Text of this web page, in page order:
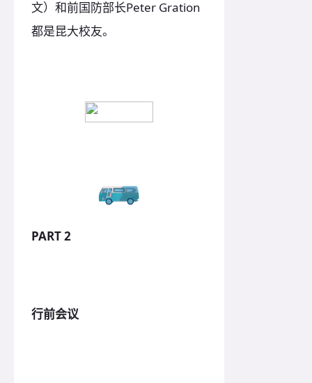
文）和前国防部长Peter Gration
都是昆大校友。
PART 2
行前会议